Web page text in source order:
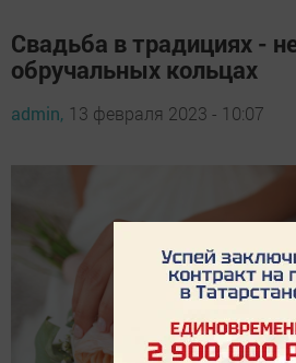
Свадьба в традициях -
обручальных кольцах
admin, 13 февраля 2023 - 10:07